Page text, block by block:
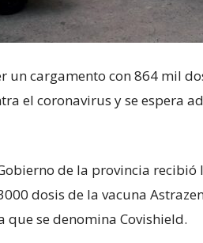
un cargamento con 864 mil
el coronavirus y se espera
de la provincia recibió
dosis de la vacuna
que se denomina Covishield.